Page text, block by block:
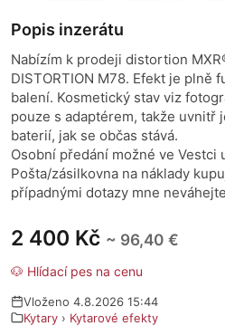
2 400 Kč ~ 96,40 €
🐶 Hlídací pes na cenu
Vloženo 4.8.2026 15:44
Kytary › Kytarové efekty
Popis inzerátu
Nabízím k prodeji distortion
DISTORTION M78. Efekt je plně
balení. Kosmetický stav viz
pouze s adaptérem, takže uvnitř
baterií, jak se občas stává.
Osobní předání možné ve Vestci
Pošta/zásilkovna na náklady
případnými dotazy mne